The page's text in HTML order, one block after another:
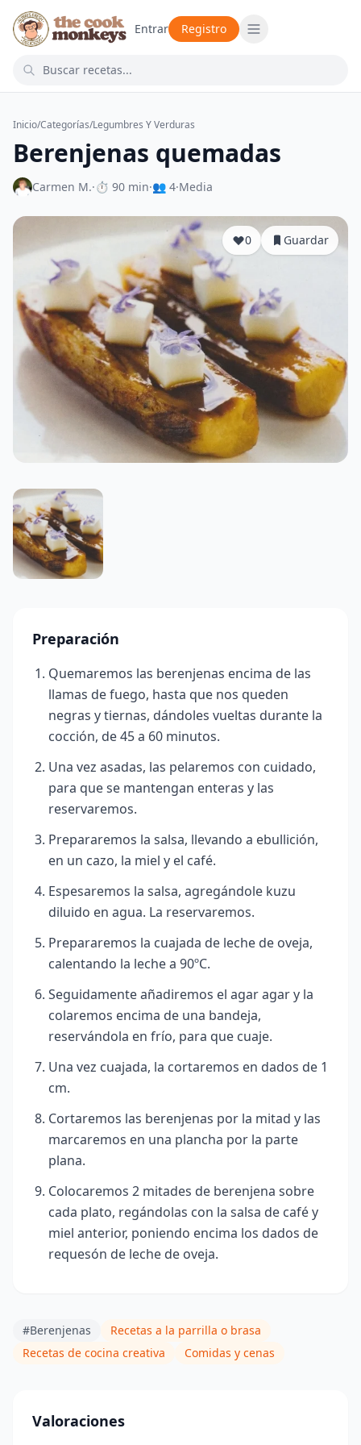
Entrar Registro
Inicio/Categorías/Legumbres Y Verduras
Berenjenas quemadas
Carmen M.·⏱ 90 min·👥 4·Media
0 Guardar
Preparación
Quemaremos las berenjenas encima de las
llamas de fuego, hasta que nos queden
negras y tiernas, dándoles vueltas durante la
cocción, de 45 a 60 minutos.
Una vez asadas, las pelaremos con cuidado,
para que se mantengan enteras y las
reservaremos.
Prepararemos la salsa, llevando a ebullición,
en un cazo, la miel y el café.
Espesaremos la salsa, agregándole kuzu
diluido en agua. La reservaremos.
Prepararemos la cuajada de leche de oveja,
calentando la leche a 90ºC.
Seguidamente añadiremos el agar agar y la
colaremos encima de una bandeja,
reservándola en frío, para que cuaje.
Una vez cuajada, la cortaremos en dados de 1
cm.
Cortaremos las berenjenas por la mitad y las
marcaremos en una plancha por la parte
plana.
Colocaremos 2 mitades de berenjena sobre
cada plato, regándolas con la salsa de café y
miel anterior, poniendo encima los dados de
requesón de leche de oveja.
#Berenjenas
Recetas a la parrilla o brasa
Recetas de cocina creativa
Comidas y cenas
Valoraciones